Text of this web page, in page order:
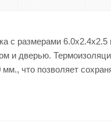
с размерами
и дверью.
что позволяет